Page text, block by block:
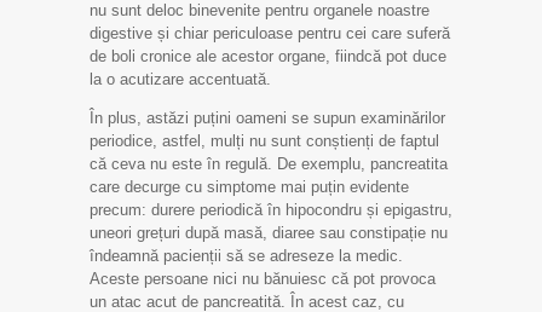
nu sunt deloc binevenite pentru organele noastre
digestive și chiar periculoase pentru cei care suferă
de boli cronice ale acestor organe, fiindcă pot duce
la o acutizare accentuată.
În plus, astăzi puțini oameni se supun examinărilor
periodice, astfel, mulți nu sunt conștienți de faptul
că ceva nu este în regulă. De exemplu, pancreatita
care decurge cu simptome mai puțin evidente
precum: durere periodică în hipocondru și epigastru,
uneori grețuri după masă, diaree sau constipație nu
îndeamnă pacienții să se adreseze la medic.
Aceste persoane nici nu bănuiesc că pot provoca
un atac acut de pancreatită. În acest caz, cu